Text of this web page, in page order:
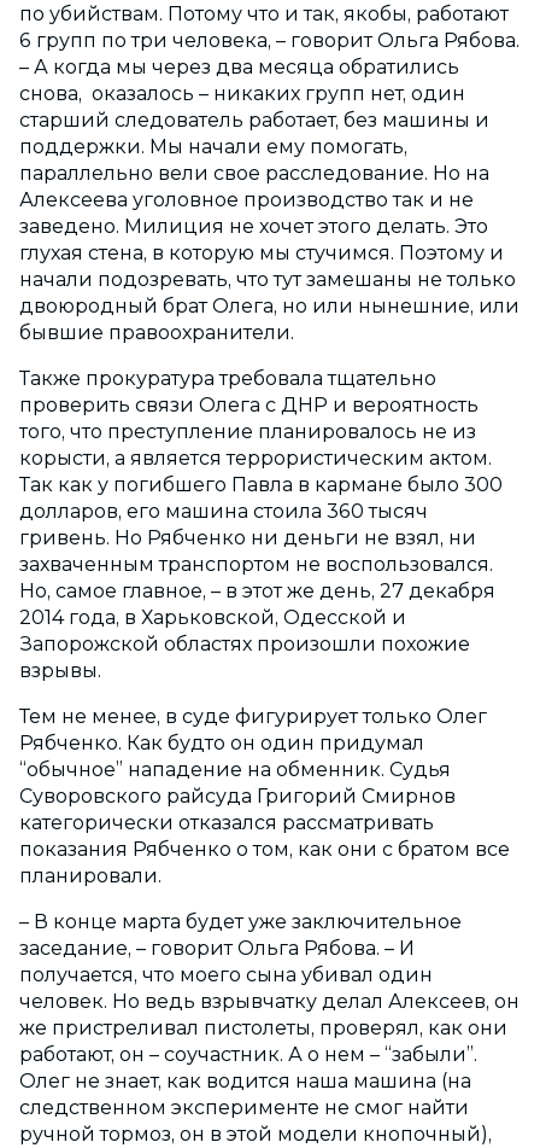
по убийствам. Потому что и так, якобы, работают
6 групп по три человека, – говорит Ольга Рябова.
– А когда мы через два месяца обратились
снова, оказалось – никаких групп нет, один
старший следователь работает, без машины и
поддержки. Мы начали ему помогать,
параллельно вели свое расследование. Но на
Алексеева уголовное производство так и не
заведено. Милиция не хочет этого делать. Это
глухая стена, в которую мы стучимся. Поэтому и
начали подозревать, что тут замешаны не только
двоюродный брат Олега, но или нынешние, или
бывшие правоохранители.
Также прокуратура требовала тщательно
проверить связи Олега с ДНР и вероятность
того, что преступление планировалось не из
корысти, а является террористическим актом.
Так как у погибшего Павла в кармане было 300
долларов, его машина стоила 360 тысяч
гривень. Но Рябченко ни деньги не взял, ни
захваченным транспортом не воспользовался.
Но, самое главное, – в этот же день, 27 декабря
2014 года, в Харьковской, Одесской и
Запорожской областях произошли похожие
взрывы.
Тем не менее, в суде фигурирует только Олег
Рябченко. Как будто он один придумал
“обычное” нападение на обменник. Судья
Суворовского райсуда Григорий Смирнов
категорически отказался рассматривать
показания Рябченко о том, как они с братом все
планировали.
– В конце марта будет уже заключительное
заседание, – говорит Ольга Рябова. – И
получается, что моего сына убивал один
человек. Но ведь взрывчатку делал Алексеев, он
же пристреливал пистолеты, проверял, как они
работают, он – соучастник. А о нем – “забыли”.
Олег не знает, как водится наша машина (на
следственном эксперименте не смог найти
ручной тормоз, он в этой модели кнопочный),